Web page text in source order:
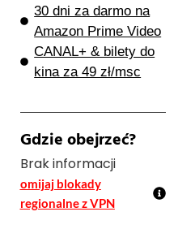
30 dni za darmo na
Amazon Prime Video
CANAL+ & bilety do
kina za 49 zł/msc
Gdzie obejrzeć?
Brak informacji
omijaj blokady
regionalne z VPN